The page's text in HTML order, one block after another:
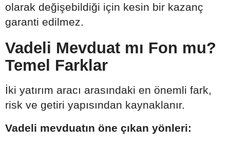
olarak değişebildiği için kesin bir kazanç
garanti edilmez.
Vadeli Mevduat mı Fon mu?
Temel Farklar
İki yatırım aracı arasındaki en önemli fark,
risk ve getiri yapısından kaynaklanır.
Vadeli mevduatın öne çıkan yönleri: